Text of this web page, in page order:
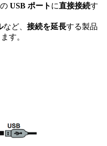
の USB ポート に直接接続す
など、 接続を延長する製品
す。